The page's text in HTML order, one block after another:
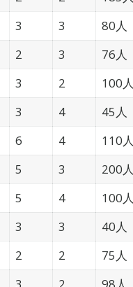
3 3 80人
2 3 76人
3 2 100人
3 4 45人
6 4 110人
5 3 200人
5 4 100人
3 3 40人
2 2 75人